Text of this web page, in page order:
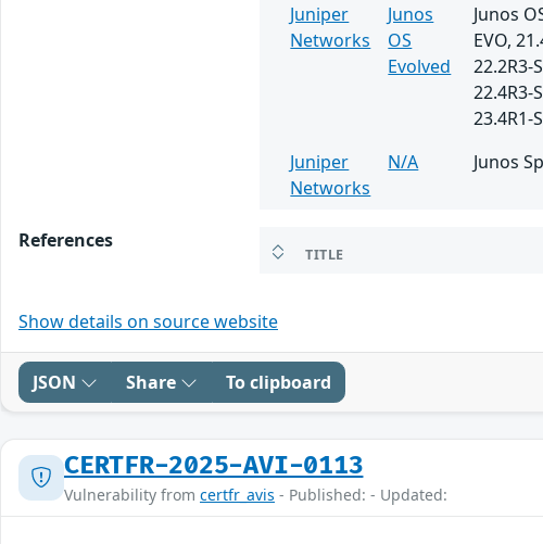
Juniper
Networks
Junos
OS
Evolved
Junos
EVO,
22.2R3-
22.4R3-
23.4R1-
Juniper
Networks
N/A Junos
References
TITLE
Show details on source website
JSON Share To clipboard
CERTFR-2025-AVI-0113
Vulnerability from certfr_avis - Published: - Updated: